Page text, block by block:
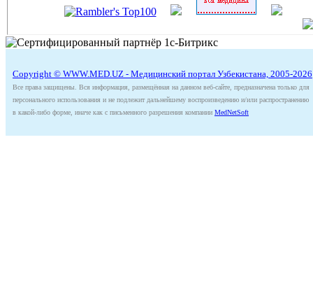
Copyright © WWW.MED.UZ - Медицинский портал Узбекистана, 2005-2026
Все права защищены. Вся информация, размещённая на данном веб-сайте, предназначена только для
персонального использования и не подлежит дальнейшему воспроизведению и/или распространению
в какой-либо форме, иначе как с письменного разрешения компании MedNetSoft